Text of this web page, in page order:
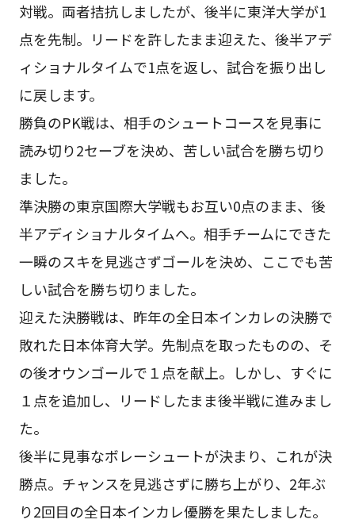
対戦。両者拮抗しましたが、後半に東洋大学が1
点を先制。リードを許したまま迎えた、後半アデ
ィショナルタイムで1点を返し、試合を振り出し
に戻します。
勝負のPK戦は、相手のシュートコースを見事に
読み切り2セーブを決め、苦しい試合を勝ち切り
ました。
準決勝の東京国際大学戦もお互い0点のまま、後
半アディショナルタイムへ。相手チームにできた
一瞬のスキを見逃さずゴールを決め、ここでも苦
しい試合を勝ち切りました。
迎えた決勝戦は、昨年の全日本インカレの決勝で
敗れた日本体育大学。先制点を取ったものの、そ
の後オウンゴールで１点を献上。しかし、すぐに
１点を追加し、リードしたまま後半戦に進みまし
た。
後半に見事なボレーシュートが決まり、これが決
勝点。チャンスを見逃さずに勝ち上がり、2年ぶ
り2回目の全日本インカレ優勝を果たしました。